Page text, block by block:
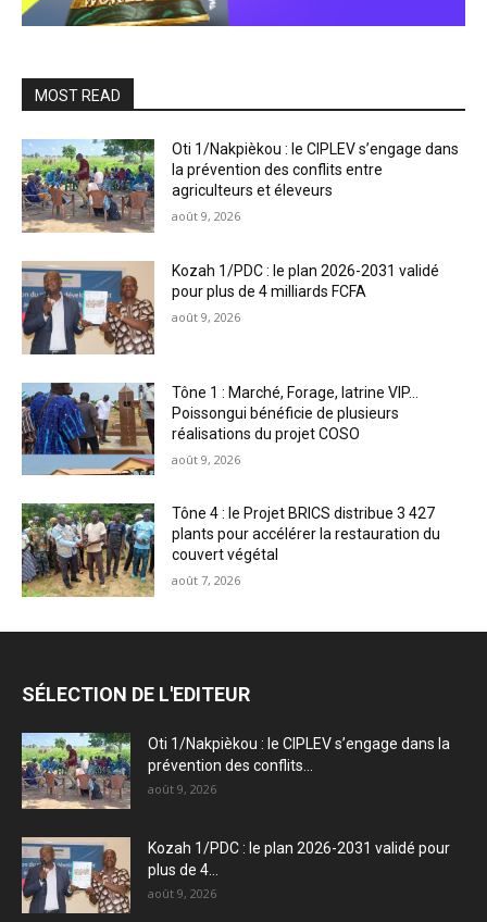
MOST READ
Oti 1/Nakpièkou : le CIPLEV s’engage dans
la prévention des conflits entre
agriculteurs et éleveurs
août 9, 2026
Kozah 1/PDC : le plan 2026-2031 validé
pour plus de 4 milliards FCFA
août 9, 2026
Tône 1 : Marché, Forage, latrine VIP…
Poissongui bénéficie de plusieurs
réalisations du projet COSO
août 9, 2026
Tône 4 : le Projet BRICS distribue 3 427
plants pour accélérer la restauration du
couvert végétal
août 7, 2026
SÉLECTION DE L'EDITEUR
Oti 1/Nakpièkou : le CIPLEV s’engage dans la
prévention des conflits...
août 9, 2026
Kozah 1/PDC : le plan 2026-2031 validé pour
plus de 4...
août 9, 2026